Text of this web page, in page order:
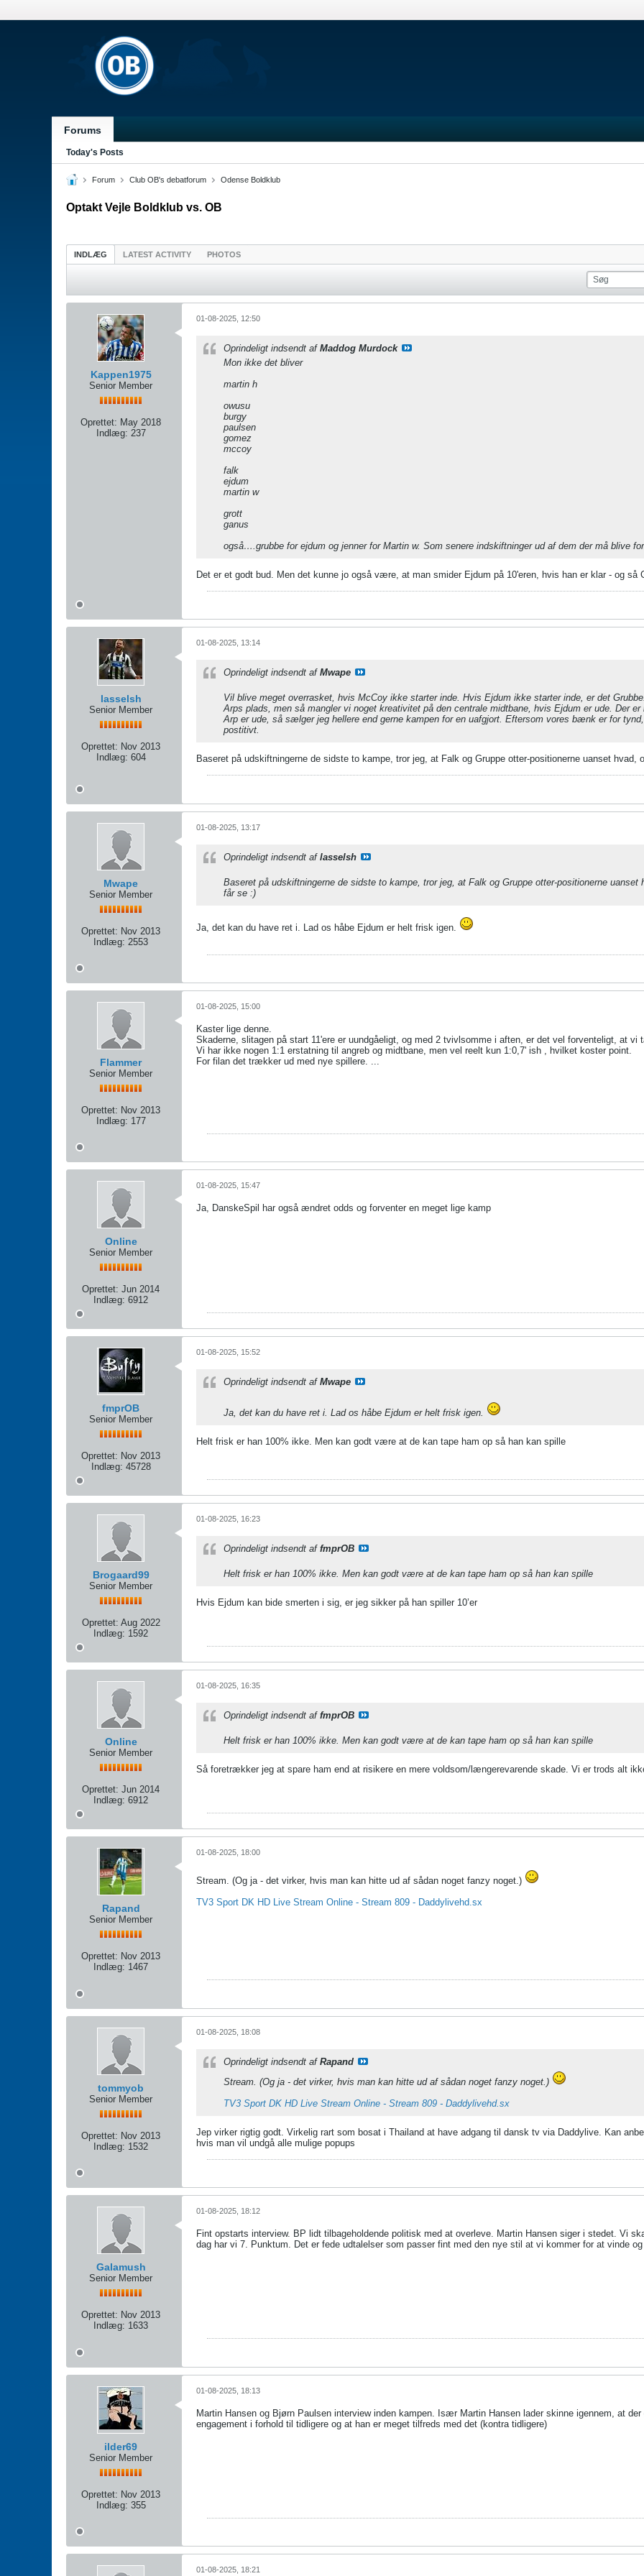
Forums
Today's Posts
Forum Club OB's debatforum Odense Boldklub
Optakt Vejle Boldklub vs. OB
INDLÆG LATEST ACTIVITY PHOTOS
Kappen1975
Senior Member
Oprettet: May 2018
Indlæg: 237
01-08-2025, 12:50
Oprindeligt indsendt af Maddog Murdock
Mon ikke det bliver
martin h
owusu
burgy
paulsen
gomez
mccoy
falk
ejdum
martin w
grott
ganus
også….grubbe for ejdum og jenner for Martin w. Som senere indskiftninger ud af dem der må blive
Det er et godt bud. Men det kunne jo også være, at man smider Ejdum på 10'eren, hvis han er klar - og så
lasselsh
Senior Member
Oprettet: Nov 2013
Indlæg: 604
01-08-2025, 13:14
Oprindeligt indsendt af Mwape
Vil blive meget overrasket, hvis McCoy ikke starter inde. Hvis Ejdum ikke starter inde, er det
Arps plads, men så mangler vi noget kreativitet på den centrale midtbane, hvis Ejdum er ude. Der
Arp er ude, så sælger jeg hellere end gerne kampen for en uafgjort. Eftersom vores bænk er for
postitivt.
Baseret på udskiftningerne de sidste to kampe, tror jeg, at Falk og Gruppe otter-positionerne uanset
Mwape
Senior Member
Oprettet: Nov 2013
Indlæg: 2553
01-08-2025, 13:17
Oprindeligt indsendt af lasselsh
Baseret på udskiftningerne de sidste to kampe, tror jeg, at Falk og Gruppe otter-positionerne
får se :)
Ja, det kan du have ret i. Lad os håbe Ejdum er helt frisk igen.
Flammer
Senior Member
Oprettet: Nov 2013
Indlæg: 177
01-08-2025, 15:00
Kaster lige denne.
Skaderne, slitagen på start 11'ere er uundgåeligt, og med 2 tvivlsomme i aften, er det vel forventeligt, at vi
Vi har ikke nogen 1:1 erstatning til angreb og midtbane, men vel reelt kun 1:0,7' ish , hvilket koster point.
For filan det trækker ud med nye spillere. ...
Online
Senior Member
Oprettet: Jun 2014
Indlæg: 6912
01-08-2025, 15:47
Ja, DanskeSpil har også ændret odds og forventer en meget lige kamp
fmprOB
Senior Member
Oprettet: Nov 2013
Indlæg: 45728
01-08-2025, 15:52
Oprindeligt indsendt af Mwape
Ja, det kan du have ret i. Lad os håbe Ejdum er helt frisk igen.
Helt frisk er han 100% ikke. Men kan godt være at de kan tape ham op så han kan spille
Brogaard99
Senior Member
Oprettet: Aug 2022
Indlæg: 1592
01-08-2025, 16:23
Oprindeligt indsendt af fmprOB
Helt frisk er han 100% ikke. Men kan godt være at de kan tape ham op så han kan spille
Hvis Ejdum kan bide smerten i sig, er jeg sikker på han spiller 10’er
Online
Senior Member
Oprettet: Jun 2014
Indlæg: 6912
01-08-2025, 16:35
Oprindeligt indsendt af fmprOB
Helt frisk er han 100% ikke. Men kan godt være at de kan tape ham op så han kan spille
Så foretrækker jeg at spare ham end at risikere en mere voldsom/længerevarende skade. Vi er trods alt
Rapand
Senior Member
Oprettet: Nov 2013
Indlæg: 1467
01-08-2025, 18:00
Stream. (Og ja - det virker, hvis man kan hitte ud af sådan noget fanzy noget.)
TV3 Sport DK HD Live Stream Online - Stream 809 - Daddylivehd.sx
tommyob
Senior Member
Oprettet: Nov 2013
Indlæg: 1532
01-08-2025, 18:08
Oprindeligt indsendt af Rapand
Stream. (Og ja - det virker, hvis man kan hitte ud af sådan noget fanzy noget.)
TV3 Sport DK HD Live Stream Online - Stream 809 - Daddylivehd.sx
Jep virker rigtig godt. Virkelig rart som bosat i Thailand at have adgang til dansk tv via Daddylive. Kan
hvis man vil undgå alle mulige popups
Galamush
Senior Member
Oprettet: Nov 2013
Indlæg: 1633
01-08-2025, 18:12
Fint opstarts interview. BP lidt tilbageholdende politisk med at overleve. Martin Hansen siger i stedet. Vi
dag har vi 7. Punktum. Det er fede udtalelser som passer fint med den nye stil at vi kommer for at vinde
ilder69
Senior Member
Oprettet: Nov 2013
Indlæg: 355
01-08-2025, 18:13
Martin Hansen og Bjørn Paulsen interview inden kampen. Især Martin Hansen lader skinne igennem, at
engagement i forhold til tidligere og at han er meget tilfreds med det (kontra tidligere)
01-08-2025, 18:21